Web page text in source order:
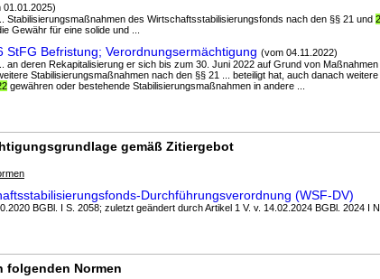
01.01.2025)
... Stabilisierungsmaßnahmen des Wirtschaftsstabilisierungsfonds nach den §§ 21 und
Gewähr für eine solide und ...
StFG Befristung; Verordnungsermächtigung (vom 04.11.2022)
... an deren Rekapitalisierung er sich bis zum 30. Juni 2022 auf Grund von
Stabilisierungsmaßnahmen nach den §§ 21 ... beteiligt hat, auch danach
gewähren oder bestehende Stabilisierungsmaßnahmen in andere ...
gemäß Zitiergebot
Durchführungsverordnung (WSF-DV)
BGBl. I S. 2058; zuletzt geändert durch Artikel 1 V. v. 14.02.2024 BGBl. 2024 I
folgenden Normen